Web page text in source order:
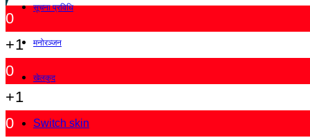
सूचना प्रविधि
मनोरञ्जन
खेलकुद
Switch skin
0
+1
0
+1
0